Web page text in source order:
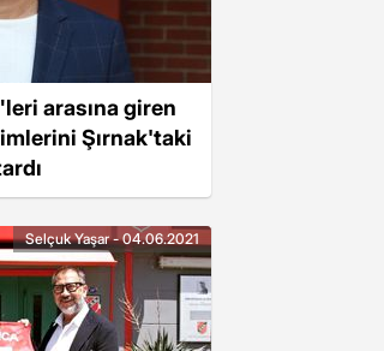
arasına giren
Şırnak'taki
Selçuk Yaşar - 04.06.2021